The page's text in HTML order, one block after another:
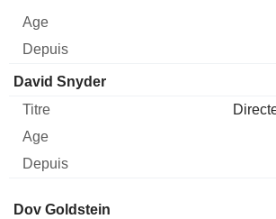
David Snyder
Administrateur
Dov Goldstein